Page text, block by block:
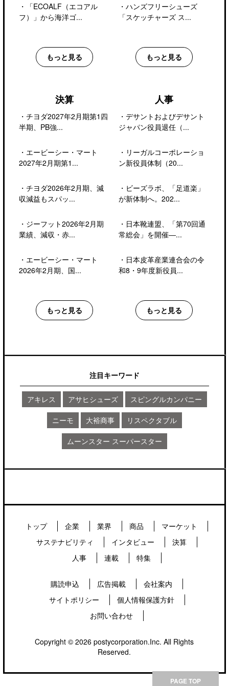
・
「ECOALF（エコアル
フ）」から海洋ゴ...
もっと見る
・ ハンズフリーシューズ
「スケッチャーズ ス...
もっと見る
決算
・ チヨダ2027年2月期第1四
半期、PB強...
・ エービーシー・マート
2027年2月期第1...
・ チヨダ2026年2月期、減
収減益もスパッ...
・ ジーフット2026年2月期
業績、減収・赤...
・ エービーシー・マート
2026年2月期、国...
もっと見る
人事
・ デサントおよびデサント
ジャパン役員退任（...
・ リーガルコーポレーショ
ン新役員体制（20...
・ ビーズラボ、「足道楽」
が新体制へ。202...
・ 日本靴連盟、「第70回通
常総会」を開催―...
・ 日本皮革産業連合会の令
和8・9年度新役員...
もっと見る
注目キーワード
アキレス アサヒシューズ スピングルカンパニー
ニーモ 大裕商事 リスペクタブル
ムーンスター スーパースター
トップ 企業 業界 商品
マーケット
サステナビリティ
インタビュー
決算
人事
連載 特集
購読申込 広告掲載
会社案内
サイトポリシー
個人情報保護方針
お問い合わせ
Copyright © 2026 postycorporation.Inc. All Rights
Reserved.
PAGE TOP